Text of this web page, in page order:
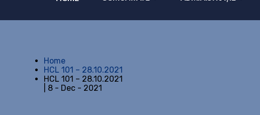
Home
HCL 101 – 28.10.2021
HCL 101 – 28.10.2021
| 8 - Dec - 2021